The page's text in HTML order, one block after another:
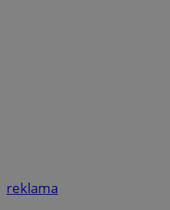
reklama